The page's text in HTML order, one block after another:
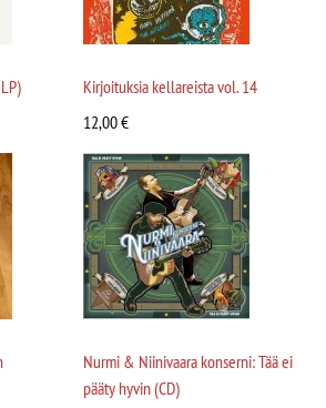
Kirjoituksia kellareista vol. 14
12,00€
Nurmi & Niinivaara konserni: Tää ei
pääty hyvin (CD)